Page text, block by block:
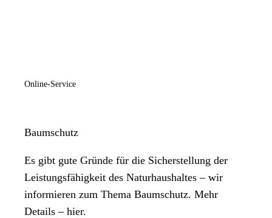
Online-Service
Baumschutz
Es gibt gute Gründe für die Sicherstellung der
Leistungsfähigkeit des Naturhaushaltes – wir
informieren zum Thema Baumschutz. Mehr
Details – hier.